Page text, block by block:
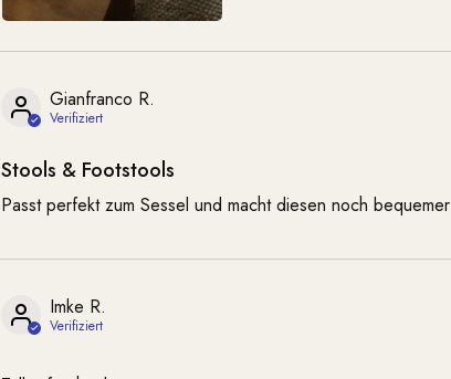
Gianfranco R.
Stools & Footstools
Passt perfekt zum Sessel und macht diesen noch bequemer
Imke R.